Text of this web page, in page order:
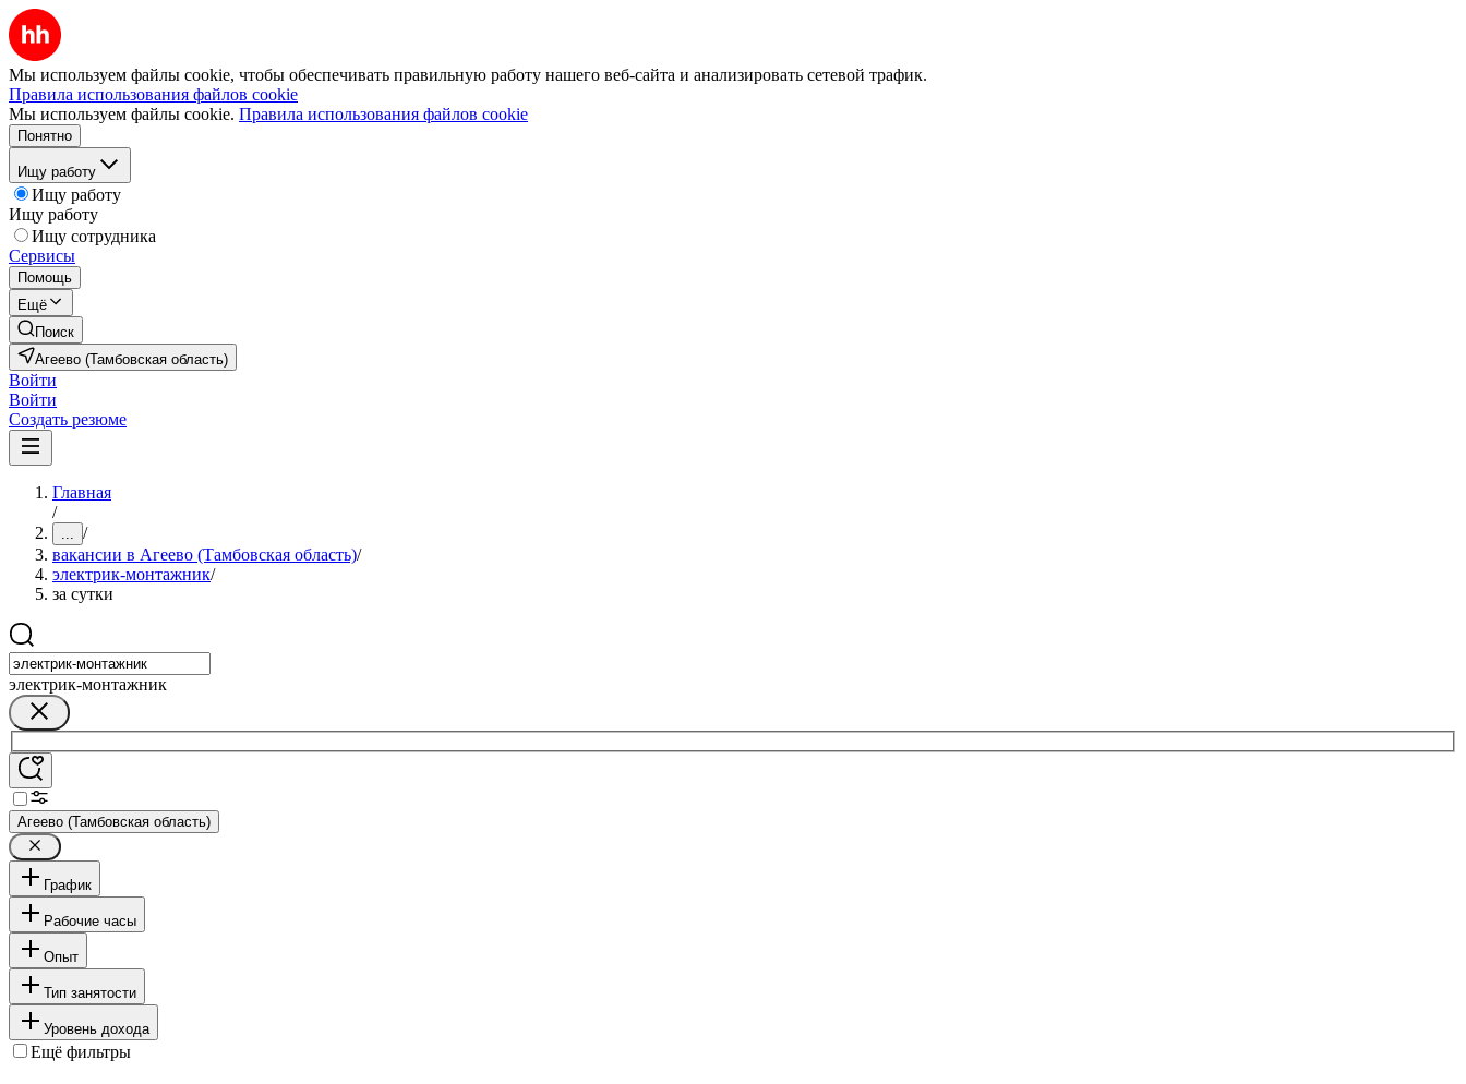
Мы используем файлы cookie, чтобы обеспечивать правильную работу нашего веб-сайта и анализировать сетевой трафик.
Правила использования файлов cookie
Мы используем файлы cookie. Правила использования файлов cookie
Понятно
Ищу работу
Ищу работу
Ищу работу
Ищу сотрудника
Сервисы
Помощь
Ещё
Поиск
Агеево (Тамбовская область)
Войти
Войти
Создать резюме
Главная
/
... /
вакансии в Агеево (Тамбовская область)/
электрик-монтажник/
за сутки
электрик-монтажник
Агеево (Тамбовская область)
График
Рабочие часы
Опыт
Тип занятости
Уровень дохода
Ещё фильтры